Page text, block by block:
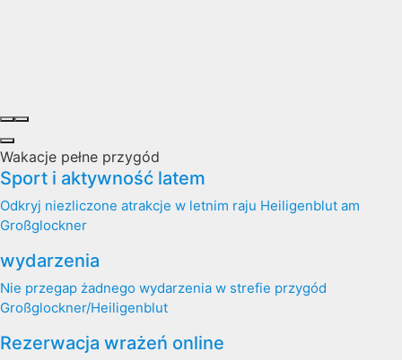
Wakacje pełne przygód
Sport i aktywność latem
Odkryj niezliczone atrakcje w letnim raju Heiligenblut am
Großglockner
wydarzenia
Nie przegap żadnego wydarzenia w strefie przygód
Großglockner/Heiligenblut
Rezerwacja wrażeń online